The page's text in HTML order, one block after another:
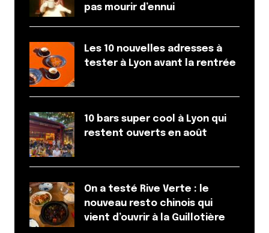
pas mourir d’ennui
Les 10 nouvelles adresses à
tester à Lyon avant la rentrée
10 bars super cool à Lyon qui
restent ouverts en août
On a testé Rive Verte : le
nouveau resto chinois qui
vient d’ouvrir à la Guillotière